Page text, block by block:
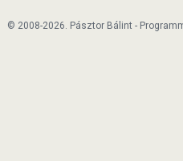
© 2008-2026. Pásztor Bálint -